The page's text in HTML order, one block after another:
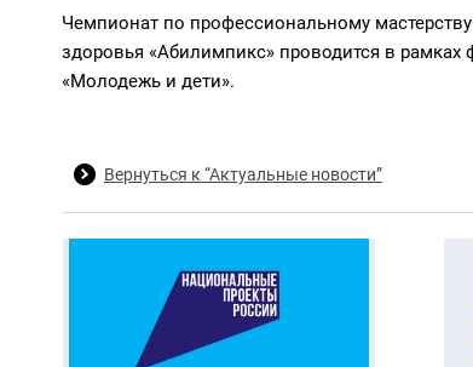
Чемпионат по профессиональному
здоровья «Абилимпикс» проводится в рамках
«Молодежь и дети».
Вернуться к “Актуальные новости”